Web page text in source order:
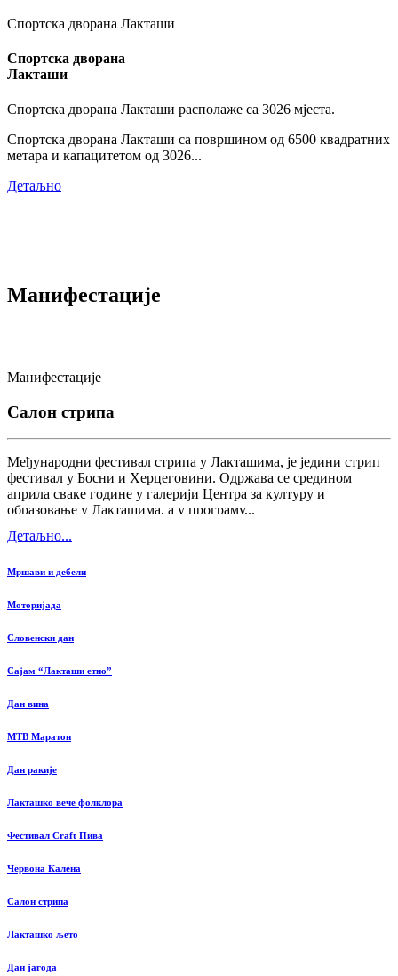
Спортска дворана Лакташи
Спортска дворана
Лакташи
Спортска дворана Лакташи располаже са 3026 мјеста.
Спортска дворана Лакташи са површином од 6500 квадратних
метара и капацитетом од 3026...
Детаљно
Манифестације
Манифестације
Салон стрипа
Међународни фестивал стрипа у Лакташима, је једини стрип
фестивал у Босни и Херцеговини. Одржава се средином
априла сваке године у галерији Центра за културу и
образовање у Лакташима, а у програму...
Детаљно...
Мршави и дебели
Моторијада
Словенски дан
Сајам “Лакташи етно”
Дан вина
MTB Маратон
Дан ракије
Лакташко вече фолклора
Фестивал Craft Пива
Червона Калена
Салон стрипа
Лакташко љето
Дан јагода